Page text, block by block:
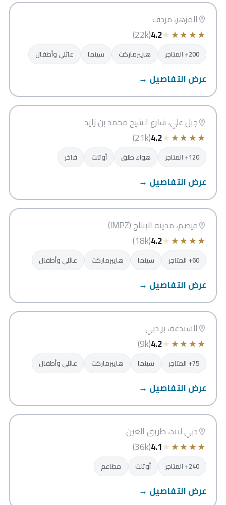
دبيالمزهر، مردف
★
★
★
★
★
4.2
(22k)
200+ المتاجر هايبرماركت سينما عائلي وأطفال
عرض التفاصيل →
دبي
ذا أوتلت فيليدج
جبل علي، شارع الشيخ محمد بن زايد
★
★
★
★
★
4.2
(21k)
120+ المتاجر هواء طلق أوتلت فاخر
عرض التفاصيل →
دبي
سيتي سنتر ميصم
ميصم، مدينة الإنتاج (IMPZ)
★
★
★
★
★
4.2
(18k)
60+ المتاجر سينما هايبرماركت عائلي وأطفال
عرض التفاصيل →
دبي
سيتي سنتر الشندغة
الشندغة، بر دبي
★
★
★
★
★
4.2
(9k)
75+ المتاجر سينما هايبرماركت عائلي وأطفال
عرض التفاصيل →
دبي
دبي أوتلت مول
دبي لاند، طريق العين
★
★
★
★
★
4.1
(36k)
240+ المتاجر أوتلت مطاعم
عرض التفاصيل →